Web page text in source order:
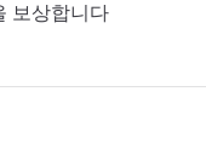
보상합니다